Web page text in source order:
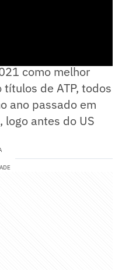
como melhor
de ATP, todos
ano passado em
logo antes do US